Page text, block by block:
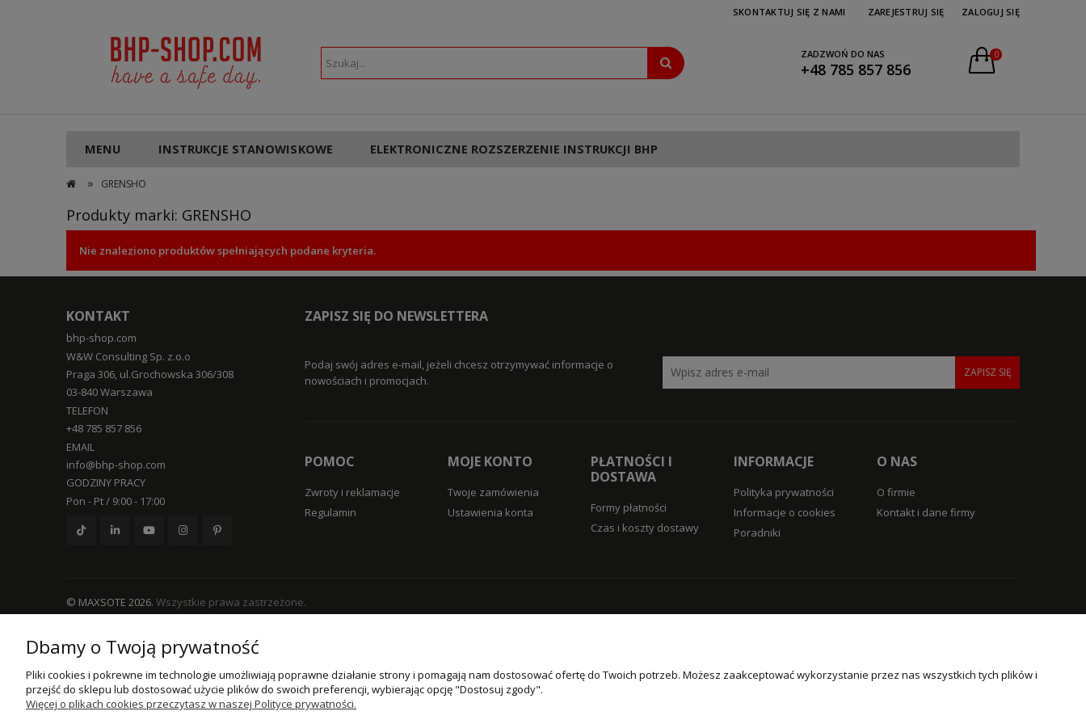
ZAREJESTRUJ SIĘ ZALOGUJ SIĘ
SKONTAKTUJ SIĘ Z NAMI
ZADZWOŃ DO NAS
+48 785 857 856
0
MENU INSTRUKCJE STANOWISKOWE ELEKTRONICZNE ROZSZERZENIE INSTRUKCJI BHP
» GRENSHO
Produkty marki: GRENSHO
Nie znaleziono produktów spełniających podane kryteria.
KONTAKT
bhp-shop.com
W&W Consulting Sp. z.o.o
Praga 306, ul.Grochowska 306/308
03-840 Warszawa
TELEFON
+48 785 857 856
EMAIL
info@bhp-shop.com
GODZINY PRACY
Pon - Pt / 9:00 - 17:00
ZAPISZ SIĘ DO NEWSLETTERA
Podaj swój adres e-mail, jeżeli chcesz otrzymywać informacje o
nowościach i promocjach.
ZAPISZ SIĘ
POMOC
Zwroty i reklamacje
Regulamin
MOJE KONTO
Twoje zamówienia
Ustawienia konta
PŁATNOŚCI I
DOSTAWA
Formy płatności
Czas i koszty dostawy
INFORMACJE
Polityka prywatności
Informacje o cookies
Poradniki
O NAS
O firmie
Kontakt i dane firmy
© MAXSOTE 2026. Wszystkie prawa zastrzeżone.
Dbamy o Twoją prywatność
Pliki cookies i pokrewne im technologie umożliwiają poprawne działanie strony i pomagają nam dostosować ofertę do Twoich potrzeb. Możesz zaakceptować wykorzystanie przez nas wszystkich tych plików i
przejść do sklepu lub dostosować użycie plików do swoich preferencji, wybierając opcję "Dostosuj zgody".
Więcej o plikach cookies przeczytasz w naszej Polityce prywatności.